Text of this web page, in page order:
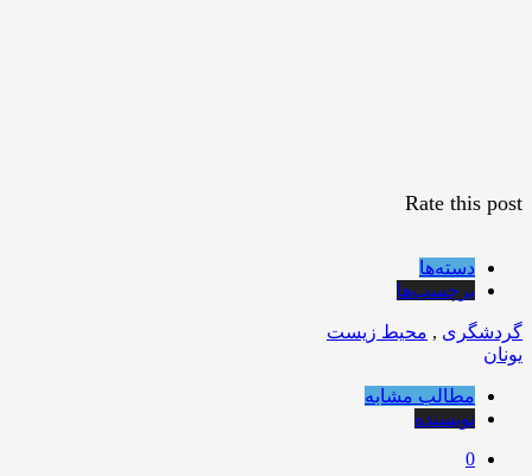
Rate this post
دسته‌ها
برچسب‌ها
گردشگری , محیط زیست
یونان
مطالب مشابه
نویسنده
0